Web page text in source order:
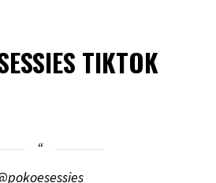
TIKTOK